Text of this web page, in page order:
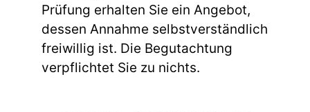
Prüfung erhalten Sie ein Angebot,
dessen Annahme selbstverständlich
freiwillig ist. Die Begutachtung
verpflichtet Sie zu nichts.